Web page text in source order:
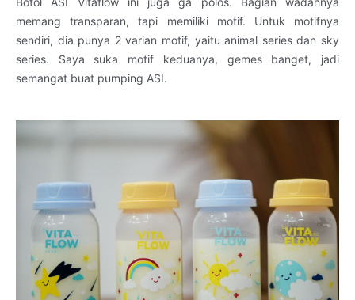
memang transparan, tapi memiliki motif. Untuk motifnya
sendiri, dia punya 2 varian motif, yaitu animal series dan sky
series. Saya suka motif keduanya, gemes banget, jadi
semangat buat pumping ASI.